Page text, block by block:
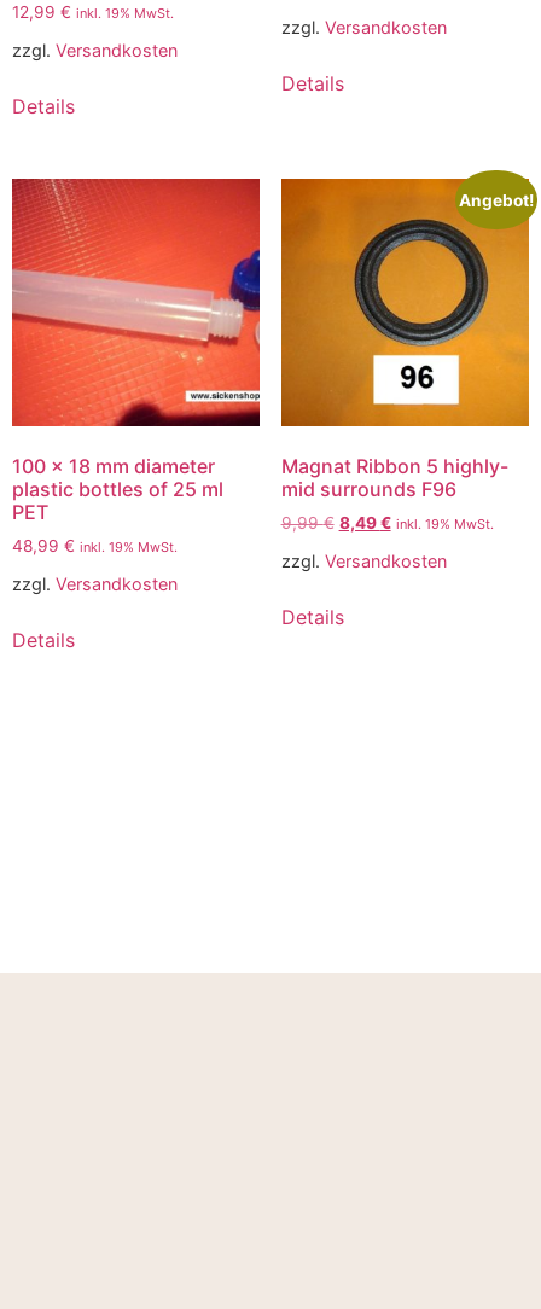
12,99 € inkl. 19% MwSt.
zzgl. Versandkosten
Details
zzgl. Versandkosten
Details
100 x 18 mm diameter
plastic bottles of 25 ml
PET
48,99 € inkl. 19% MwSt.
zzgl. Versandkosten
Details
Angebot!
Magnat Ribbon 5 highly-
mid surrounds F96
9,99€ 8,49€ inkl. 19% MwSt.
zzgl. Versandkosten
Details